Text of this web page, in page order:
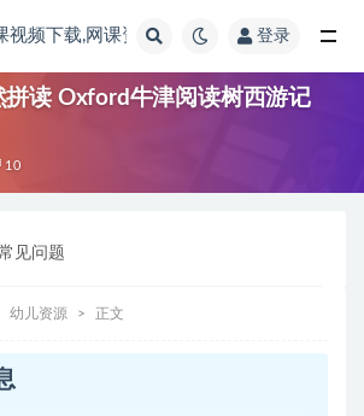
登录
拼读 Oxford牛津阅读树西游记
10
见问题
幼儿资源 正文